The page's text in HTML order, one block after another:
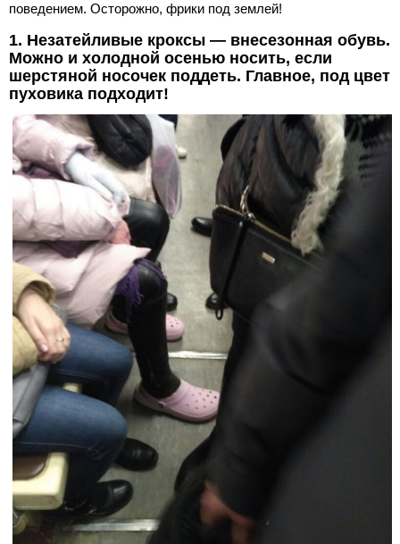
поведением. Осторожно, фрики под землей!
1. Незатейливые кроксы — внесезонная обувь.
Можно и холодной осенью носить, если
шерстяной носочек поддеть. Главное, под цвет
пуховика подходит!